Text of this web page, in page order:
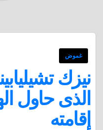
غموض
نيزك
الذى حاول
إقامته